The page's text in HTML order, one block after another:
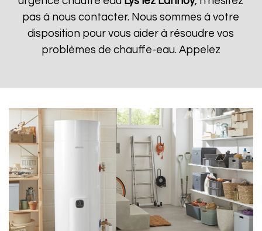
pas à nous contacter. Nous sommes à votre
disposition pour vous aider à résoudre vos
problèmes de chauffe-eau. Appelez